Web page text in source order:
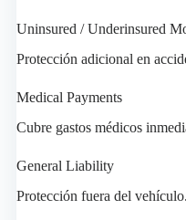
Uninsured / Underinsured
Protección adicional en
Medical Payments
Cubre gastos médicos
General Liability
Protección fuera del vehículo.